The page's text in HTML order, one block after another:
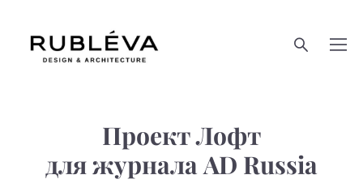
Проект Лофт
для журнала AD Russia